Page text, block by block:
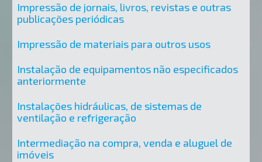
Impressão de jornais, livros, revistas e outras
publicações periódicas
Impressão de materiais para outros usos
Instalação de equipamentos não especificados
anteriormente
Instalações hidráulicas, de sistemas de
ventilação e refrigeração
Intermediação na compra, venda e aluguel de
imóveis